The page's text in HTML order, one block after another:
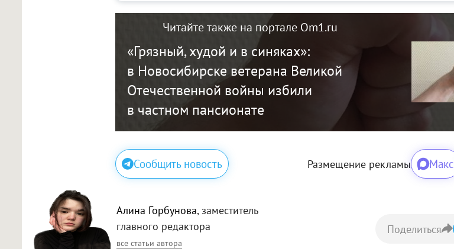
Читайте также на портале Om1.ru
«Грязный, худой и в синяках»:
в Новосибирске ветерана Великой
Отечественной войны избили
в частном пансионате
Сообщить новость Размещение рекламы Макс
Алина Горбунова, заместитель
главного редактора
все статьи автора
Поделиться